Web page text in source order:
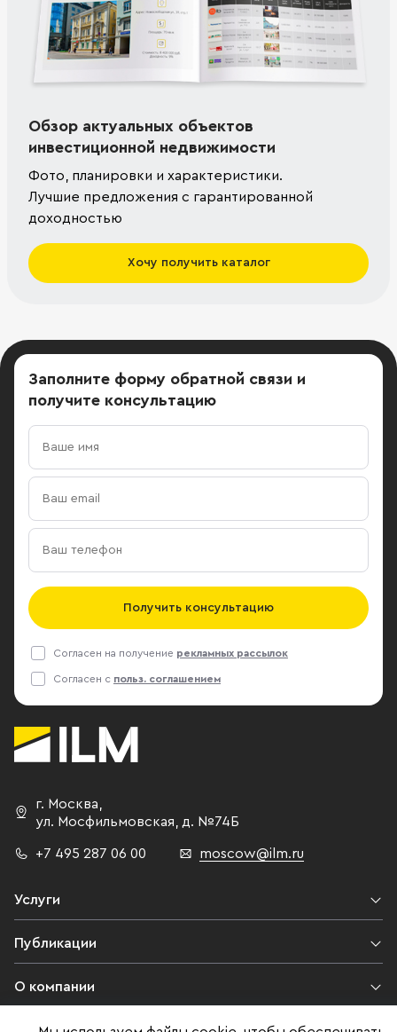
Обзор актуальных объектов
инвестиционной недвижимости
Фото, планировки и характеристики.
Лучшие предложения с гарантированной
доходностью
Хочу получить каталог
Заполните форму обратной связи и
получите консультацию
Получить консультацию
Согласен на получение рекламных рассылок
Согласен с польз. соглашением
г. Москва
ул. Мосфильмовская,
д. №74Б
+7 495 287 06 00 moscow@ilm.ru
Услуги
Публикации
О компании